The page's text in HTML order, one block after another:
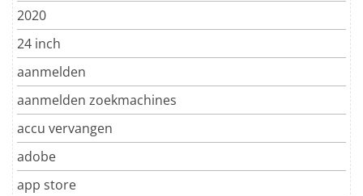
2020
24 inch
aanmelden
aanmelden zoekmachines
accu vervangen
adobe
app store